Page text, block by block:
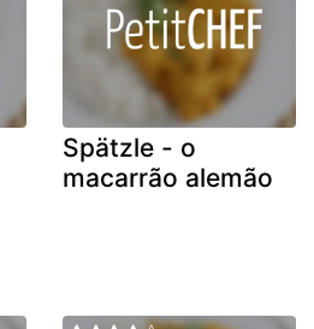
Spätzle - o
macarrão alemão